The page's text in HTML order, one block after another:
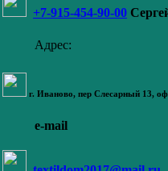
+7-915-454-90-00
Адрес:
г. Иваново, пер Слесарный 13,
e-mail